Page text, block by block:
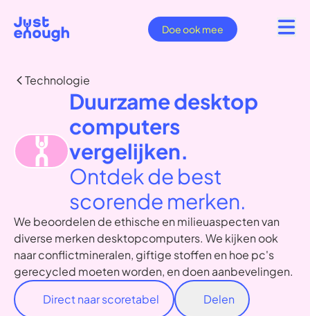
Doe ook mee
Technologie
Duurzame desktop
computers
vergelijken.
Ontdek de best
scorende merken.
We beoordelen de ethische en milieuaspecten van
diverse merken desktopcomputers. We kijken ook
naar conflictmineralen, giftige stoffen en hoe pc's
gerecycled moeten worden, en doen aanbevelingen.
Direct naar scoretabel
Delen